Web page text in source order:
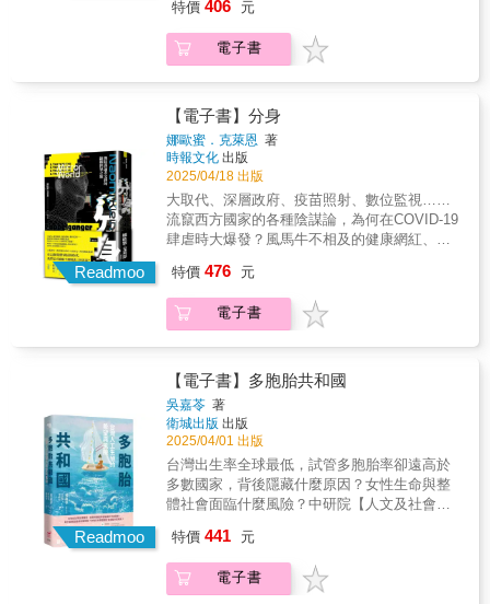
終將成為某些心碎孩子的選項。
包含循環經濟的推動、與自然共存的空間型
態，以及因應氣候變遷的能源轉型策略。首
先，荷蘭是全球最早將循環經濟納入政策規劃
與實踐的國家之一，目標是在2050年前實現完
發布了2023～2030年的國家循環經濟計畫。我
們也將看到荷蘭與自然共存的傳統與創新：自
古以來創造許多獨特的空間型態，像是風車和
水上住宅。早在15世紀，荷蘭人就利用風車調
節水位，擴大土地面積以進行農業活動和定
居；荷蘭風車不僅是排水工具，更是輔助農業
和工業生產的重要設施。在能源轉型方面，荷
改革，並且訂定至2030年的離岸風電路徑規
劃。荷蘭的能源政策變革不僅是出於氣候目標
的考量，還考慮到經濟效益和長期投資的穩定
性。期待讀者們閱讀後，對永續發展的實踐能
與荷蘭社會如何順應自然環境變化，以及歷經
政治、經濟、社會與文化等層面的變遷。荷蘭
不僅從過去到現在充滿了轉型和改變，從現在
到未來也持續在轉變。在轉型過程中，荷蘭人
如何展現社會與環境永續的創新。
幽默與諷刺，讓嚴肅的議題變得引人入勝。這
不是一本生硬的經濟學書籍，而是一本讓你讀
來震撼、又忍不住思考的作品。＊道德與現實
的激烈碰撞誰的命更值錢？拯救一條命的代價
曾察覺。本書帶你重新審視社會制度、人道主
義與市場經濟的交鋒。＊一場關於「人類價
值」的終極反思在資本運作、法律判決、政策
決策之間，每個人的價值其實早已被計算，只
是我們從未認真去面對。這是一場殘酷的現實
課程，也是一場深刻的思辨之旅。隨著閱讀的
推進，你會發現作者的經歷彷彿變成了你的親
身體驗。從一開始的尷尬與不適，到逐漸（即
使無法完全自在）接受這場思維實驗，一步步
問的公眾意見，以及似乎毫無科學根據、不透
明的制定過程，促成地方條例的誕生，縣民真
正的聲音究竟是什麼？遊戲真的是洪水猛獸
先從地方顯現◢一名日本的地方電視台記者秉
持不屈不撓的精神，對此進行了長達3年的深入
調查與取材，經過多方採訪、不斷檢證後，鑄
成這本完整的報導紀實，揭露一場「違背科學
與民意」的立法運動背後的運行，將「遊戲成
癮 VS. 個人自由」的探討，延伸至「社會治理
& 政權操作」的內幕，反映各界真實聲音的同
地察覺細微徵兆，透過長期深入調查來揭露真
相，正是地方記者的強項與使命所在，這絕不
僅是「一則地方故事」。
影響最大的論文造假風波之一◆ ☆第46屆大宅
壯一非虛構文學獎☆ ☆2015年日本科學記者大
賞☆ 風光發表的研究成果竟一夕蒙上陰影， 最
呢？ 2014年初，日本頂尖科學研究中心理化學
研究所召開記者會，由研究員小保方晴子、組
織工程學權威?井芳樹、生物複製技術專家若山
照彥三人列席，宣布發現全新萬能細胞「STAP
細胞」，震撼學界。 雖然此前已有萬能細胞問
世，但小保方等人宣稱，只要對動物體細胞施
加簡單的外部刺激，就能使其變為STAP細胞，
得以進一步生成任何一種體細胞。這開啟了改
寫細胞狀態的可能。加上製作方法、效率都更
時代的發現。 STAP細胞橫空出世，論文登上英
國權威期刊《自然》，引起全球熱議，而主導
此項研究的小保方晴子也成為冉冉新星。作為
成果獲得諸多讚賞，媒體更熱烈報導她的故
事，掀起一陣「小保方旋風」。 ◤集結哈佛大
學教授、頂尖生物複製技術專家、一流幹細胞
學者、理化學研究所破例錄用的天才研究員等
人的超菁英團隊，研究論文卻漏洞百出？！ 先
是論文圖片被質疑剪貼，資料也被點出問題，
更重要的是，始終沒有人成功複製實驗……種
喊冤，卻被發現論文資料處處漏洞，不只數據
充滿捏造的痕跡，實驗筆記也極為草率，甚至
連本人也無法複製實驗結果。最終被認定造
特價 406 元
電子書
Readmoo
【電子書】分身
娜歐蜜．克萊恩 著
時報文化 出版
2025/04/18 出版
大取代、深層政府、疫苗照射、數位監視……
流竄西方國家的各種陰謀論，為何在COVID-19
肆虐時大爆發？風馬牛不相及的健康網紅、極
了，所以無法認真；太認真了，所以無法荒
謬。在這個集體暈眩的時代，我們是否能攜手
撥開謠言的迷霧？如果某天你發現自己多了一
事--她被迫面對一個與她持有完全對立觀點的分
身，而這個分身的名字和公共形象和她非常相
似，以致許多人分不清誰是誰。她因此感到身
心失衡、迷失方向，直到她開始理解，這種現
象反映一種無法定義的陌生感：AI生成的文字
正在模糊真實與虛假的界線；新世紀的健康企
業家變成反疫苗人士，混淆左派與右派的政治
立場；自由民主體制處於荒誕極權的邊緣；甚
至隨著海洋水位上升，現實本身也似乎開始動
報導以及撥雲見日的分析，試圖打破鏡子並描
繪一條走出絕望的路徑。娜歐蜜?克萊恩探問：
特價 476 元
電子書
Readmoo
【電子書】多胞胎共和國
吳嘉苓 著
衛城出版 出版
2025/04/01 出版
台灣出生率全球最低，試管多胞胎率卻遠高於
多數國家，背後隱藏什麼原因？女性生命與整
體社會面臨什麼風險？中研院【人文及社會科
3國、超過100場深度採訪，寫下第一本全面探
討人工生殖議題的專業之作從追求成功懷孕，
到尋求安穩生產，她們在人工生殖過程獨自承
特價 441 元
電子書